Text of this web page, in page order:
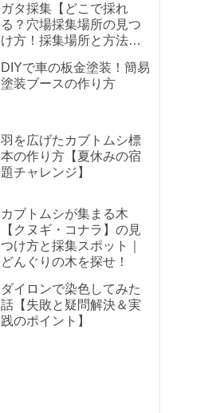
ガタ採集【どこで採れ
る？穴場採集場所の見つ
け方！採集場所と方法や
DIYで車の板金塗装！簡易
塗装ブースの作り方
羽を広げたカブトムシ標
本の作り方【夏休みの宿
題チャレンジ】
カブトムシが集まる木
【クヌギ・コナラ】の見
つけ方と採集スポット｜
どんぐりの木を探せ！
ダイロンで染色してみた
話【失敗と疑問解決＆実
践のポイント】